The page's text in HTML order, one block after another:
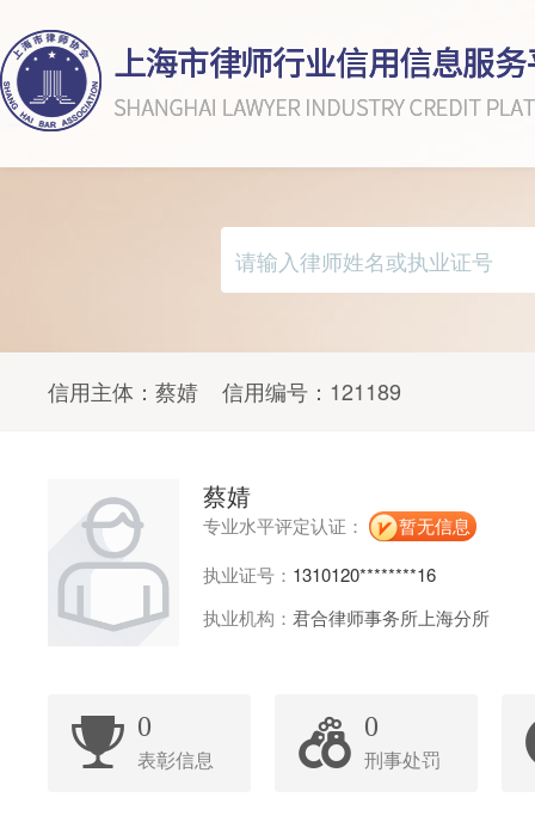
信用主体： 蔡婧 信用编号： 121189
蔡婧
专业水平评定认证：
暂无信息
执业证号： 1310120********16
执业机构： 君合律师事务所上海分所
0
表彰信息
0
刑事处罚